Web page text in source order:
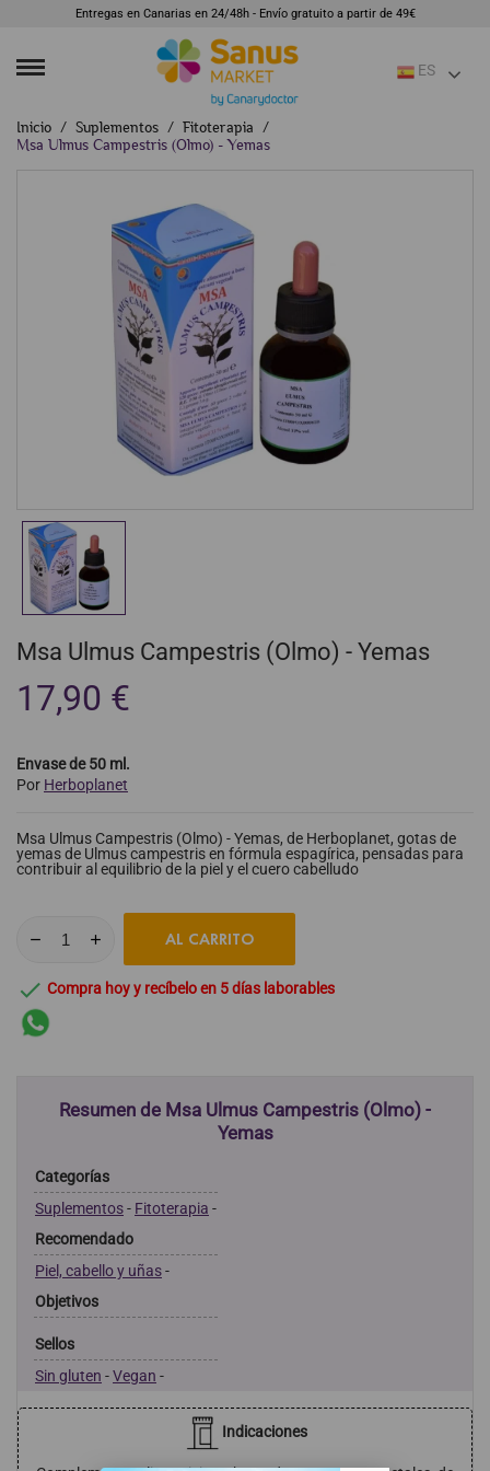
Entregas en Canarias en 24/48h - Envío gratuito a partir de 49€
ES
Inicio Suplementos
Fitoterapia
Msa Ulmus Campestris (Olmo) - Yemas
Msa Ulmus Campestris (Olmo) - Yemas
17,90 €
Envase de 50 ml.
Por Herboplanet
Msa Ulmus Campestris (Olmo) - Yemas, de Herboplanet, gotas de
yemas de Ulmus campestris en fórmula espagírica, pensadas para
contribuir al equilibrio de la piel y el cuero cabelludo
AL CARRITO
 Compra hoy y recíbelo en 5 días laborables
Resumen de Msa Ulmus Campestris (Olmo) -
Yemas
Categorías
Suplementos- Fitoterapia -
Recomendado
Piel, cabello y uñas-
Objetivos
Sellos
Sin gluten -Vegan -
Indicaciones